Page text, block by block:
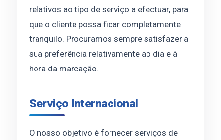
relativos ao tipo de serviço a efectuar, para
que o cliente possa ficar completamente
tranquilo. Procuramos sempre satisfazer a
sua preferência relativamente ao dia e à
hora da marcação.
Serviço Internacional
O nosso objetivo é fornecer serviços de